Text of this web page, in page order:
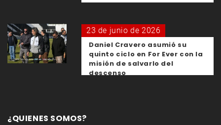
23 de junio de 2026
Daniel Cravero asumió su
quinto ciclo en For Ever con la
misión de salvarlo del
descenso
¿QUIENES SOMOS?